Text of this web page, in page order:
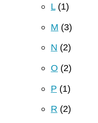
L(1)
M (3)
N (2)
O (2)
P (1)
R (2)